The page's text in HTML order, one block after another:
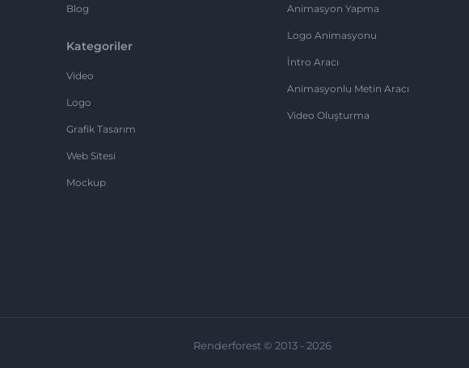
Blog
Kategoriler
Video
Logo
Grafik Tasarım
Web Sitesi
Mockup
Animasyon Yapma
Logo Animasyonu
İntro Aracı
Animasyonlu Metin Aracı
Video Oluşturma
Renderforest © 2013 - 2026